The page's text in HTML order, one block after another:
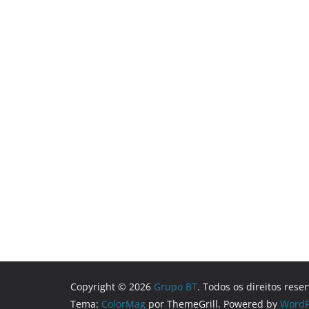
Copyright © 2026 Grupo BT. Todos os direitos
Tema: ColorMag por ThemeGrill. Powered by